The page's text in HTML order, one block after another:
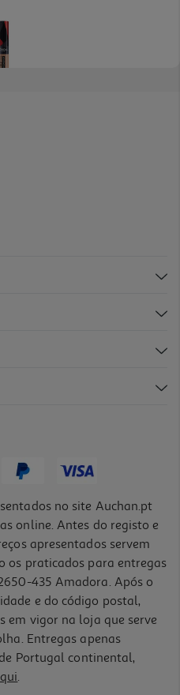
Than 328 Nu
no site Auchan.pt
online. Antes do registo e
apresentados servem
os praticados para entregas
435 Amadora. Após o
e do código postal,
em vigor na loja que serve
Entregas apenas
Portugal continental,
.